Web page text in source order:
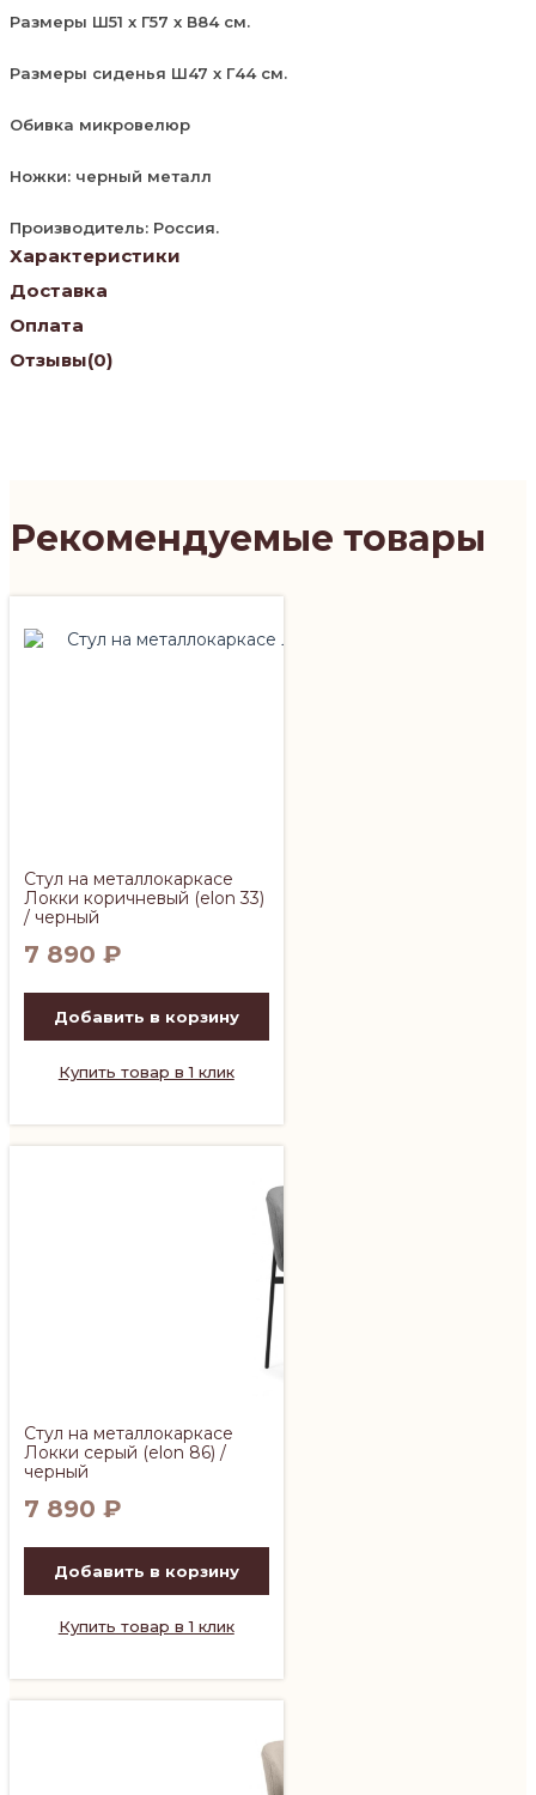
Размеры Ш51 х Г57 х В84 см.
Размеры сиденья Ш47 х Г44 см.
Обивка микровелюр
Ножки: черный металл
Производитель: Россия.
Характеристики
Доставка
Оплата
Отзывы(0)
Рекомендуемые товары
Стул на металлокаркасе
Локки коричневый (elon 33)
/ черный
7 890 ₽
Добавить в корзину
Купить товар в 1 клик
Стул на металлокаркасе
Локки серый (elon 86) /
черный
7 890 ₽
Добавить в корзину
Купить товар в 1 клик